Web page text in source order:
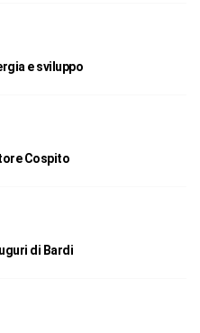
e sviluppo
Cospito
di Bardi